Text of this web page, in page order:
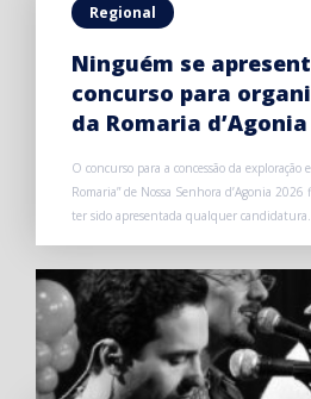
Regional
Ninguém se
concurso para
da Romaria d’Agonia
O concurso para a concessão da exploração
Romaria” de Nossa Senhora d’Agonia
ter sido apresentada qualquer candidatura.